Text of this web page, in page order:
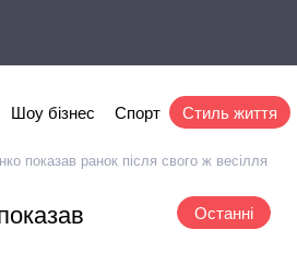
Шоу бізнес Спорт Стиль життя
показав ранок після свого ж весілля
Останні